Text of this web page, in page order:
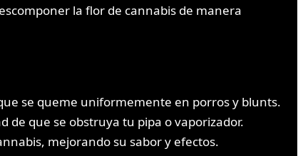
la flor de cannabis de manera
se queme uniformemente en porros y blunts.
de que se obstruya tu pipa o vaporizador.
mejorando su sabor y efectos.